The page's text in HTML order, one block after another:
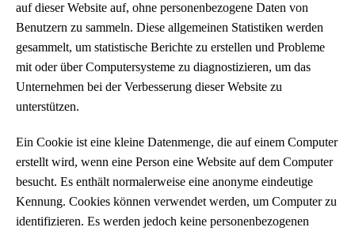
auf dieser Website auf, ohne personenbezogene Daten von
Benutzern zu sammeln. Diese allgemeinen Statistiken werden
gesammelt, um statistische Berichte zu erstellen und Probleme
mit oder über Computersysteme zu diagnostizieren, um das
Unternehmen bei der Verbesserung dieser Website zu
unterstützen.
Ein Cookie ist eine kleine Datenmenge, die auf einem Computer
erstellt wird, wenn eine Person eine Website auf dem Computer
besucht. Es enthält normalerweise eine anonyme eindeutige
Kennung. Cookies können verwendet werden, um Computer zu
identifizieren. Es werden jedoch keine personenbezogenen